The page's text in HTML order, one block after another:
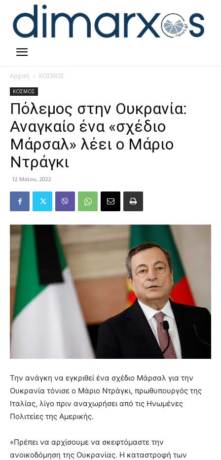
Αρχική ΚΟΣΜΟΣ
ΚΟΣΜΟΣ
Πόλεμος στην Ουκρανία:
Αναγκαίο ένα «σχέδιο
Μάρσαλ» λέει ο Μάριο
Ντράγκι
12 Μαΐου, 2022
Την ανάγκη να εγκριθεί ένα σχέδιο Μάρσαλ για την
Ουκρανία τόνισε ο Μάριο Ντράγκι, πρωθυπουργός της
Ιταλίας, λίγο πριν αναχωρήσει από τις Ηνωμένες
Πολιτείες της Αμερικής.
«Πρέπει να αρχίσουμε να σκεφτόμαστε την
ανοικοδόμηση της Ουκρανίας. Η καταστροφή των